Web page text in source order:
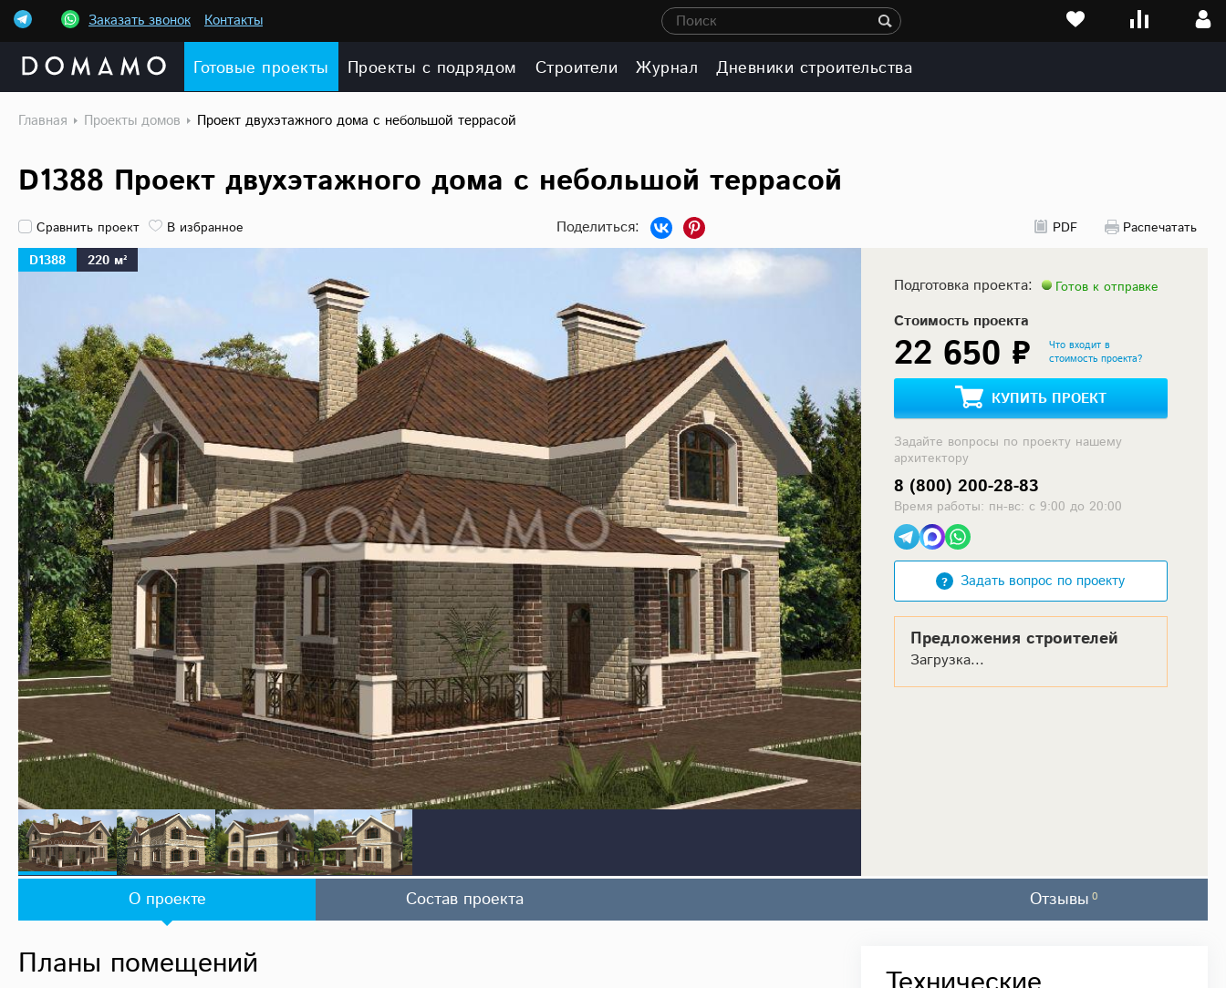
Заказать звонок Контакты Поиск
Готовые проекты Проекты с подрядом Строители Журнал Дневники строительства
Главная Проекты домов Проект двухэтажного дома с небольшой террасой
D1388 Проект двухэтажного дома с небольшой террасой
Сравнить проект В избранное PDF
Распечатать
D1388
220 м²
Подготовка проекта: Готов к отправке
Стоимость проекта
22 650 ₽
Что входит в
стоимость проекта?
КУПИТЬ ПРОЕКТ
Задайте вопросы по проекту нашему
архитектору
8 (800) 200-28-83
Время работы: пн-вс: с 9:00 до 20:00
Задать вопрос по проекту
Предложения строителей
Загрузка...
О проекте Состав проекта Отзывы 0
Планы помещений